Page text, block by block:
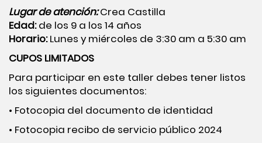
Lugar de atención: Crea Castilla
Edad:de los 9 a los 14 años
Horario:Lunes y miércoles de 3:30 am a 5:30 am
CUPOS LIMITADOS
Para participar en este taller debes tener listos
los siguientes documentos:
• Fotocopia del documento de identidad
• Fotocopia recibo de servicio público 2024